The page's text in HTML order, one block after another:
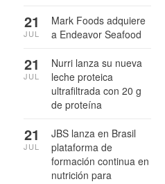
Mark Foods adquiere
a Endeavor Seafood
21
JUL
Nurri lanza su nueva
leche proteica
ultrafiltrada con 20 g
de proteína
21
JUL
JBS lanza en Brasil
plataforma de
formación continua en
nutrición para
21
JUL